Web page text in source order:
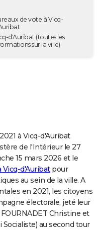
de vote à Vicq-
d'Auribat (toutes les
sur la ville)
à Vicq-d'Auribat
de l'Intérieur le 27
15 mars 2026 et le
d'Auribatpour
au sein de la ville. A
en 2021, les citoyens
électorale, jeté leur
Christine et
au second tour